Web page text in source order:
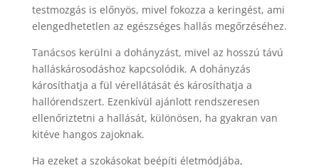
testmozgás is előnyös, mivel fokozza a keringést, ami
elengedhetetlen az egészséges hallás megőrzéséhez.
Tanácsos kerülni a dohányzást, mivel az hosszú távú
halláskárosodáshoz kapcsolódik. A dohányzás
károsíthatja a fül vérellátását és károsíthatja a
hallórendszert. Ezenkívül ajánlott rendszeresen
ellenőriztetni a hallását, különösen, ha gyakran van
kitéve hangos zajoknak.
Ha ezeket a szokásokat beépíti életmódjába,